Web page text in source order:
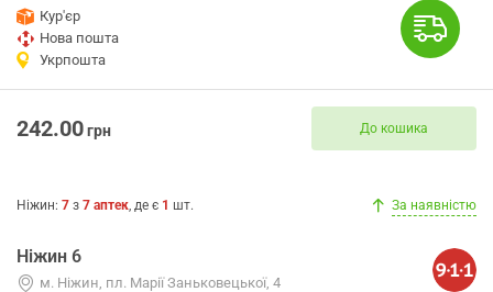
Кур'єр
Нова пошта
Укрпошта
242.00грн До кошика
Ніжин: 7 з 7 аптек, де є 1 шт. За наявністю
Ніжин 6
м. Ніжин, пл. Марії Заньковецької, 4